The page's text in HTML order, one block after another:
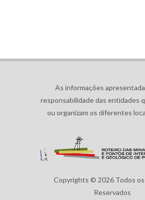
As informações
responsabilidade das entidades
ou organizam os diferentes
Copyrights © 2026 Todos
Reservados